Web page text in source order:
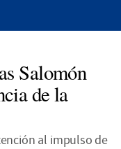
Salomón
de la
al impulso de